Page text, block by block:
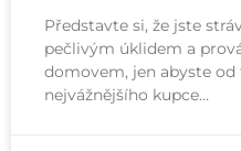
Představte si, že jste
pečlivým úklidem a
domovem, jen abyste
nejvážnějšího kupce…